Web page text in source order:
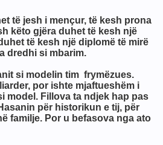
të jesh i mençur, të kesh prona
këto gjëra duhet të kesh një
të kesh një diplomë të mirë
dredhi si mbarim.
si modelin tim frymëzues.
por ishte mjaftueshëm i
model. Fillova ta ndjek hap pas
për historikun e tij, për
familje. Por u befasova nga ato